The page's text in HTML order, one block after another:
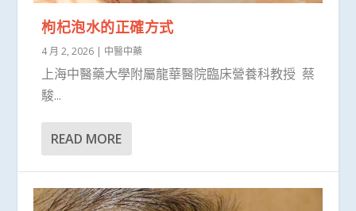
枸杞泡水的正確方式
4 月 2, 2026 | 中醫中藥
上海中醫藥大學附屬龍華醫院臨床營養科教授 蔡
駿...
READ MORE